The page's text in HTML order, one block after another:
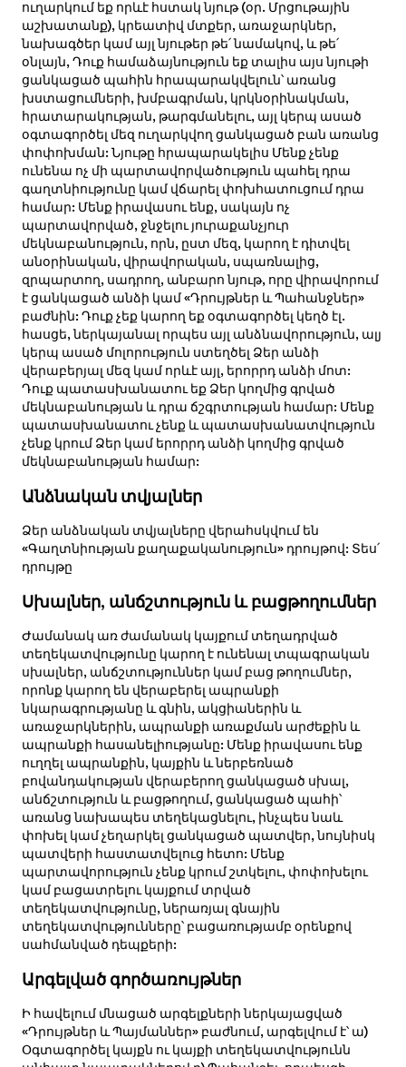
ուղարկում եք որևէ հստակ նյութ (օր. Մրցութային
աշխատանք), կրեատիվ մտքեր, առաջարկներ,
նախագծեր կամ այլ նյութեր թե՛ նամակով, և թե՛
օնլայն, Դուք համաձայնություն եք տալիս այս նյութի
ցանկացած պահին հրապարակվելուն՝ առանց
խստացումների, խմբագրման, կրկնօրինակման,
հրատարակության, թարգմանելու, այլ կերպ ասած
օգտագործել մեզ ուղարկվող ցանկացած բան առանց
փոփոխման: Նյութը հրապարակելիս Մենք չենք
ունենա ոչ մի պարտավորվածություն պահել դրա
գաղտնիությունը կամ վճարել փոխհատուցում դրա
համար: Մենք իրավասու ենք, սակայն ոչ
պարտավորված, ջնջելու յուրաքանչյուր
մեկնաբանություն, որն, ըստ մեզ, կարող է դիտվել
անօրինական, վիրավորական, սպառնալից,
զրպարտող, սադրող, անբարո նյութ, որը վիրավորում
է ցանկացած անձի կամ «Դրույթներ և Պահանջներ»
բաժնին: Դուք չեք կարող եք օգտագործել կեղծ էլ.
հասցե, ներկայանալ որպես այլ անձնավորություն, ալյ
կերպ ասած մոլորություն ստեղծել Ձեր անձի
վերաբերյալ մեզ կամ որևէ այլ, երորրդ անձի մոտ:
Դուք պատասխանատու եք Ձեր կողմից գրված
մեկնաբանության և դրա ճշգրտության համար: Մենք
պատասխանատու չենք և պատասխանատվություն
չենք կրում Ձեր կամ երորրդ անձի կողմից գրված
մեկնաբանության համար:
Անձնական տվյալներ
Ձեր անձնական տվյալները վերահսկվում են
«Գաղտնիության քաղաքականություն» դրույթով: Տես՛
դրույթը
Սխալներ, անճշտություն և բացթողումներ
Ժամանակ առ ժամանակ կայքում տեղադրված
տեղեկատվությունը կարող է ունենալ տպագրական
սխալներ, անճշտություններ կամ բաց թողումներ,
որոնք կարող են վերաբերել ապրանքի
նկարագրությանը և գնին, ակցիաներին և
առաջարկներին, ապրանքի առաքման արժեքին և
ապրանքի հասանելիությանը: Մենք իրավասու ենք
ուղղել ապրանքին, կայքին և ներբեռնած
բովանդակության վերաբերող ցանկացած սխալ,
անճշտություն և բացթողում, ցանկացած պահի՝
առանց նախապես տեղեկացնելու, ինչպես նաև
փոխել կամ չեղարկել ցանկացած պատվեր, նույնիսկ
պատվերի հաստատվելուց հետո: Մենք
պարտավորություն չենք կրում շտկելու, փոփոխելու
կամ բացատրելու կայքում տրված
տեղեկատվությունը, ներառյալ գնային
տեղեկատվությունները՝ բացառությամբ օրենքով
սահմանված դեպքերի:
Արգելված գործառույթներ
Ի հավելում մնացած արգելքների ներկայացված
«Դրույթներ և Պայմաններ» բաժնում, արգելվում է՝ ա)
Օգտագործել կայքն ու կայքի տեղեկատվությունն